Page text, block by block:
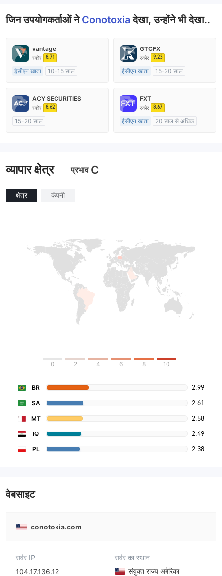
जिन उपयोगकर्ताओं नेConotoxiaदेखा, उन्होंने भी देखा..
vantage
स्कोर 8.71
ईसीएन खाता
10-15 साल
मार्केट मेकिंग (एमएम)
मुख्य-लेबल MT4
GTCFX
स्कोर 9.23
ईसीएन खाता
15-20 साल
मार्केट मेकिंग (एमएम)
मुख्य-लेबल MT4
ACY SECURITIES
स्कोर 8.62
15-20 साल
FXT
स्कोर 8.67
ईसीएन खाता
20 साल से अधिक
व्यापार क्षेत्र प्रभाव C
क्षेत्र कंपनी
0 2 4 6 8 10
BR 2.99
SA 2.61
MT 2.58
IQ 2.49
PL 2.38
वेबसाइट
conotoxia.com
सर्वर IP
104.17.136.12
सर्वर का स्थान
संयुक्त राज्य अमेरिका